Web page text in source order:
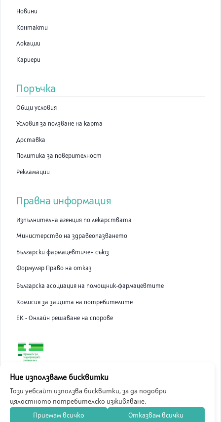
Новини
Контакти
Локации
Кариери
Поръчка
Общи условия
Условия за ползване на карта
Доставка
Политика за поверителност
Рекламации
Правна информация
Изпълнителна агенция по лекарствата
Министерство на здравеопазването
Български фармацевтичен съюз
Формуляр Право на отказ
Българска асоциация на помощник-фармацевтите
Комисия за защита на потребителите
ЕК - Онлайн решаване на спорове
ABC Pharmacy онлайн аптека е лицензирана от Изпълнителна
Агенция по Лекарствата.
© 2026 ABC Pharmacy
Ние използваме бисквитки
Този уебсайт използва бисквитки, за да подобри
цялостното потребителско изживяване.
Приемам всичко
Отказвам всички